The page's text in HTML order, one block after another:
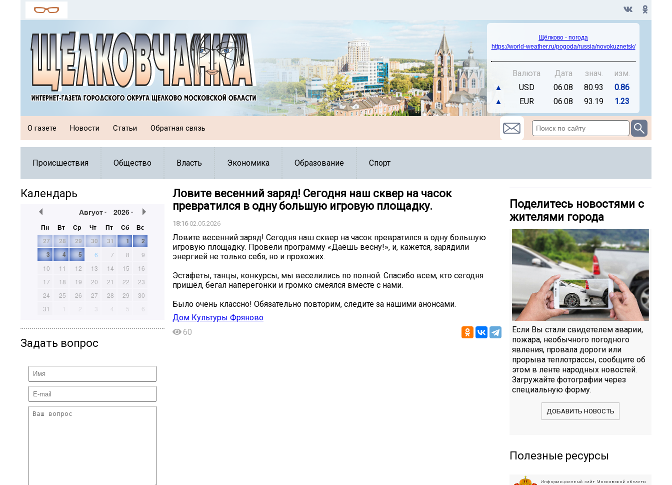
Щёлково - погода
https://world-weather.ru/pogoda/russia/novokuznetsk/
Валюта Дата знач.
изм.
▲
USD 06.08 80.93
0.86
▲
EUR 06.08 93.19 1.23
О газете Новости Статьи Обратная связь
Происшествия Общество Власть Экономика Образование Спорт
Календарь
Август 2026
Пн Вт Ср Чт Пт Сб
Вс
27
28 29 30 31 1
2
3
4 5 6 7 8
9
10
11 12 13 14 15
16
17
18 19 20 21 22
23
24
25 26 27 28 29
30
31
1 2 3 4 5 6
Задать вопрос
Ловите весенний заряд! Сегодня наш сквер на часок
превратился в одну большую игровую площадку.
18:1602.05.2026
Ловите весенний заряд! Сегодня наш сквер на часок превратился в одну большую
игровую площадку. Провели программу «Даёшь весну!», и, кажется, зарядили
энергией не только себя, но и прохожих.
Эстафеты, танцы, конкурсы, мы веселились по полной. Спасибо всем, кто сегодня
пришёл, бегал наперегонки и громко смеялся вместе с нами.
Было очень классно! Обязательно повторим, следите за нашими анонсами.
Дом Культуры Фряново
60
Поделитесь новостями с
жителями города
Если Вы стали свидетелем аварии,
пожара, необычного погодного
явления, провала дороги или
прорыва теплотрассы, сообщите об
этом в ленте народных новостей.
Загружайте фотографии через
специальную форму.
ДОБАВИТЬ НОВОСТЬ
Полезные ресурсы